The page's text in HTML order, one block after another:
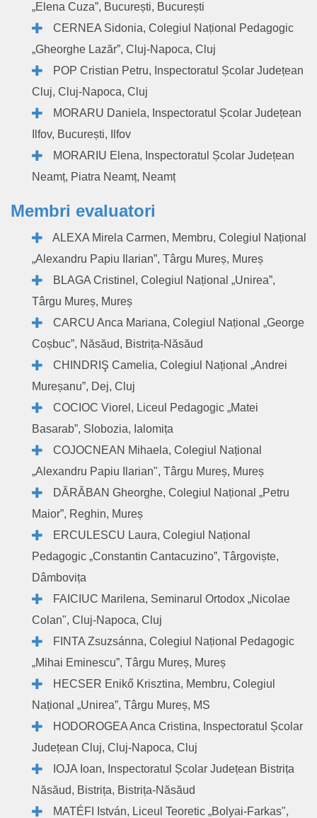
„Elena Cuza”, București, București
CERNEA Sidonia, Colegiul Național Pedagogic
„Gheorghe Lazăr”, Cluj-Napoca, Cluj
POP Cristian Petru, Inspectoratul Școlar Județean
Cluj, Cluj-Napoca, Cluj
MORARU Daniela, Inspectoratul Școlar Județean
Ilfov, București, Ilfov
MORARIU Elena, Inspectoratul Școlar Județean
Neamț, Piatra Neamț, Neamț
Membri evaluatori
ALEXA Mirela Carmen, Membru, Colegiul Național
„Alexandru Papiu Ilarian”, Târgu Mureș, Mureș
BLAGA Cristinel, Colegiul Național „Unirea”,
Târgu Mureș, Mureș
CARCU Anca Mariana, Colegiul Național „George
Coșbuc”, Năsăud, Bistrița-Năsăud
CHINDRIŞ Camelia, Colegiul Național „Andrei
Mureșanu”, Dej, Cluj
COCIOC Viorel, Liceul Pedagogic „Matei
Basarab”, Slobozia, Ialomița
COJOCNEAN Mihaela, Colegiul Național
„Alexandru Papiu Ilarian", Târgu Mureș, Mureș
DĂRĂBAN Gheorghe, Colegiul Național „Petru
Maior”, Reghin, Mureș
ERCULESCU Laura, Colegiul Național
Pedagogic „Constantin Cantacuzino”, Târgoviște,
Dâmbovița
FAICIUC Marilena, Seminarul Ortodox „Nicolae
Colan", Cluj-Napoca, Cluj
FINTA Zsuzsánna, Colegiul Național Pedagogic
„Mihai Eminescu”, Târgu Mureș, Mureș
HECSER Enikő Krisztina, Membru, Colegiul
Național „Unirea”, Târgu Mureș, MS
HODOROGEA Anca Cristina, Inspectoratul Școlar
Județean Cluj, Cluj-Napoca, Cluj
IOJA Ioan, Inspectoratul Școlar Județean Bistrița
Năsăud, Bistrița, Bistrița-Năsăud
MATÉFI István, Liceul Teoretic „Bolyai-Farkas",